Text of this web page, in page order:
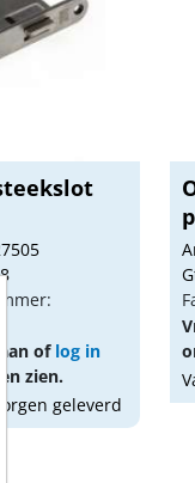
aan of log in
zien.
geleverd